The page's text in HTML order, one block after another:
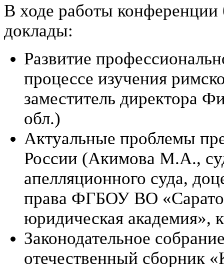
В ходе работы
доклады:
Развитие
процессе изучения
заместитель директора
обл.)
Актуальные проблемы
России (Акимова М.А.,
апелляционного суда,
права ФГБОУ ВО
юридическая академия»,
Законодательное
отечественный сборник